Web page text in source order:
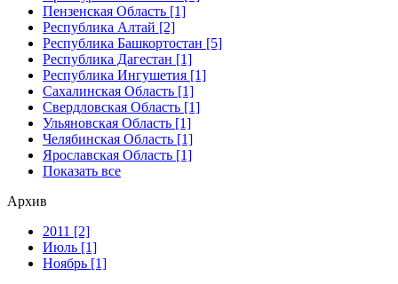
Пензенская Область [1]
Республика Алтай [2]
Республика Башкортостан [5]
Республика Дагестан [1]
Республика Ингушетия [1]
Сахалинская Область [1]
Свердловская Область [1]
Ульяновская Область [1]
Челябинская Область [1]
Ярославская Область [1]
Показать все
Архив
2011 [2]
Июль [1]
Ноябрь [1]